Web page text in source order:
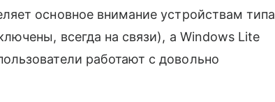
основное внимание устройствам типа
всегда на связи), а Windows Lite
работают с довольно